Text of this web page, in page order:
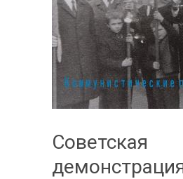
Советская